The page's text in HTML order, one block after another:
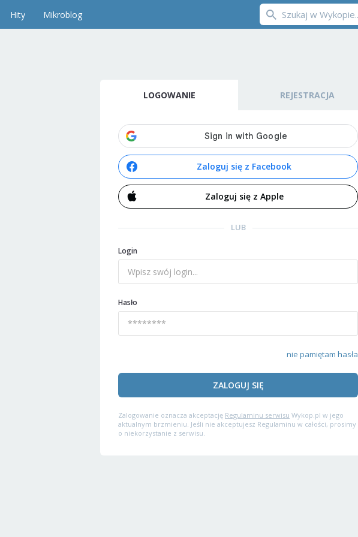
Hity Mikroblog
LOGOWANIE REJESTRACJA
Zaloguj się z Facebook
Zaloguj się z Apple
LUB
Login
Hasło
nie pamiętam hasła
ZALOGUJ SIĘ
Zalogowanie oznacza akceptację Regulaminu serwisu Wykop.pl w jego
aktualnym brzmieniu. Jeśli nie akceptujesz Regulaminu w całości, prosimy
o niekorzystanie z serwisu.